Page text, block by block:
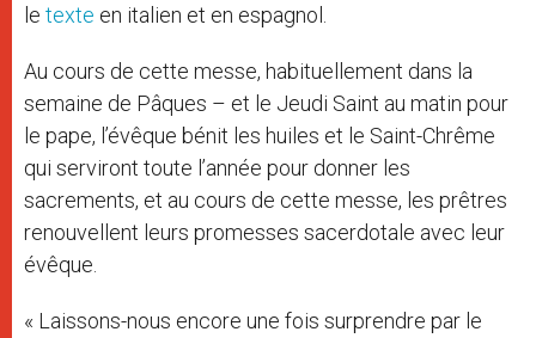
le texte en italien et en espagnol.
Au cours de cette messe, habituellement dans la
semaine de Pâques – et le Jeudi Saint au matin pour
le pape, l’évêque bénit les huiles et le Saint-Chrême
qui serviront toute l’année pour donner les
sacrements, et au cours de cette messe, les prêtres
renouvellent leurs promesses sacerdotale avec leur
évêque.
« Laissons-nous encore une fois surprendre par le